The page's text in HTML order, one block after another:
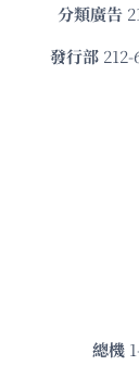
分類廣告
發⾏部
總機